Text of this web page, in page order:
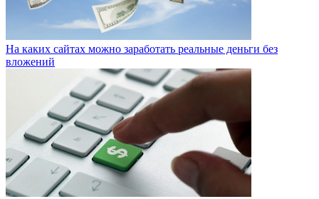
На каких сайтах можно заработать реальные деньги без
вложений